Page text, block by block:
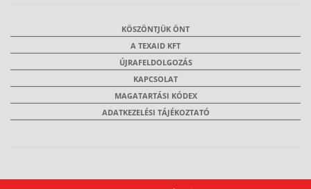
KÖSZÖNTJÜK ÖNT
A TEXAID KFT
ÚJRAFELDOLGOZÁS
KAPCSOLAT
MAGATARTÁSI KÓDEX
ADATKEZELÉSI TÁJÉKOZTATÓ